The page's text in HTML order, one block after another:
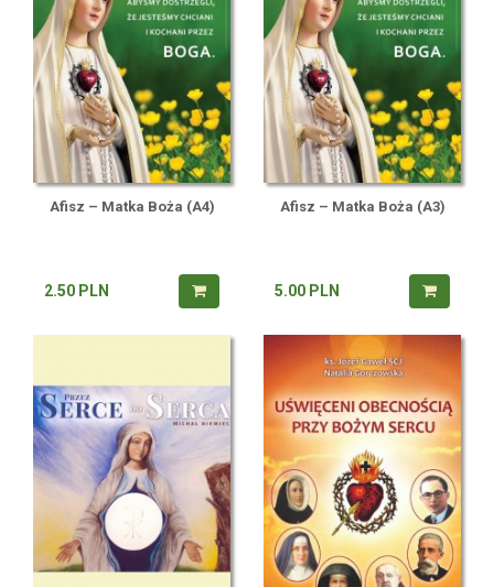
Afisz – Matka Boża (A4)
2.50 PLN
Afisz – Matka Boża (A3)
5.00 PLN